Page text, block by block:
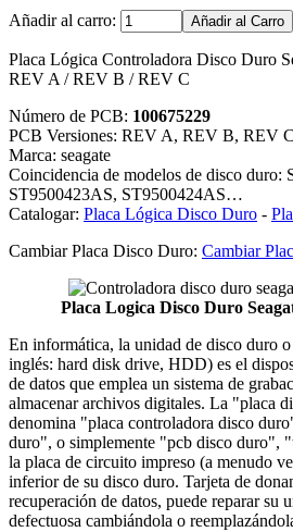
Añadir al carro:
Placa Lógica Controladora Disco Duro
REV A / REV B / REV C
Número de PCB: 100675229
PCB Versiones: REV A, REV B, REV
Marca: seagate
Coincidencia de modelos de disco duro:
ST9500423AS, ST9500424AS…
Catalogar: Placa Lógica Disco Duro -
Cambiar Placa Disco Duro: Cambiar
Placa Logica Disco Duro
En informática, la unidad de disco duro
inglés: hard disk drive, HDD) es el
de datos que emplea un sistema de
almacenar archivos digitales. La "placa
denomina "placa controladora disco
duro", o simplemente "pcb disco duro",
la placa de circuito impreso (a menudo
inferior de su disco duro. Tarjeta de
recuperación de datos, puede reparar su
defectuosa cambiándola o